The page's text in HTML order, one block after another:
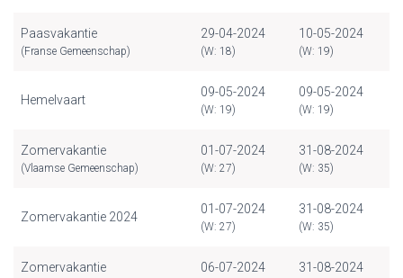
Paasvakantie
(Franse Gemeenschap)
29-04-2024
(W: 18)
10-05-2024
(W: 19)
Hemelvaart
09-05-2024
(W: 19)
09-05-2024
(W: 19)
Zomervakantie
(Vlaamse Gemeenschap)
01-07-2024
(W: 27)
31-08-2024
(W: 35)
Zomervakantie 2024
01-07-2024
(W: 27)
31-08-2024
(W: 35)
Zomervakantie 06-07-2024 31-08-2024